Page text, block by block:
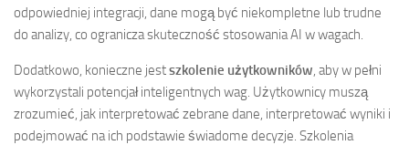
odpowiedniej integracji, dane mogą być niekompletne lub trudne
do analizy, co ogranicza skuteczność stosowania AI w wagach.
Dodatkowo, konieczne jestszkolenie użytkowników, aby w pełni
wykorzystali potencjał inteligentnych wag. Użytkownicy muszą
zrozumieć, jak interpretować zebrane dane, interpretować wyniki i
podejmować na ich podstawie świadome decyzje. Szkolenia